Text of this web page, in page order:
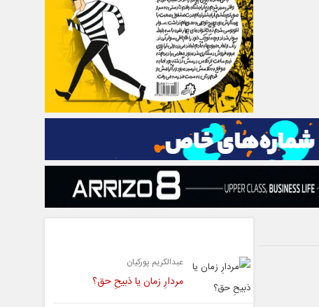
عبدالکریم پورکیان
مردارِ زمان یا ذبیحِ حق؟